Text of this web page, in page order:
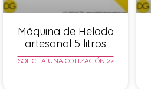
Máquina de Helado
artesanal 5 litros
SOLICITA UNA COTIZACIÓN >>